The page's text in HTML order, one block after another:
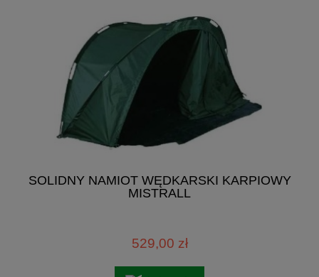
SOLIDNY NAMIOT WĘDKARSKI KARPIOWY
MISTRALL
529,00 zł